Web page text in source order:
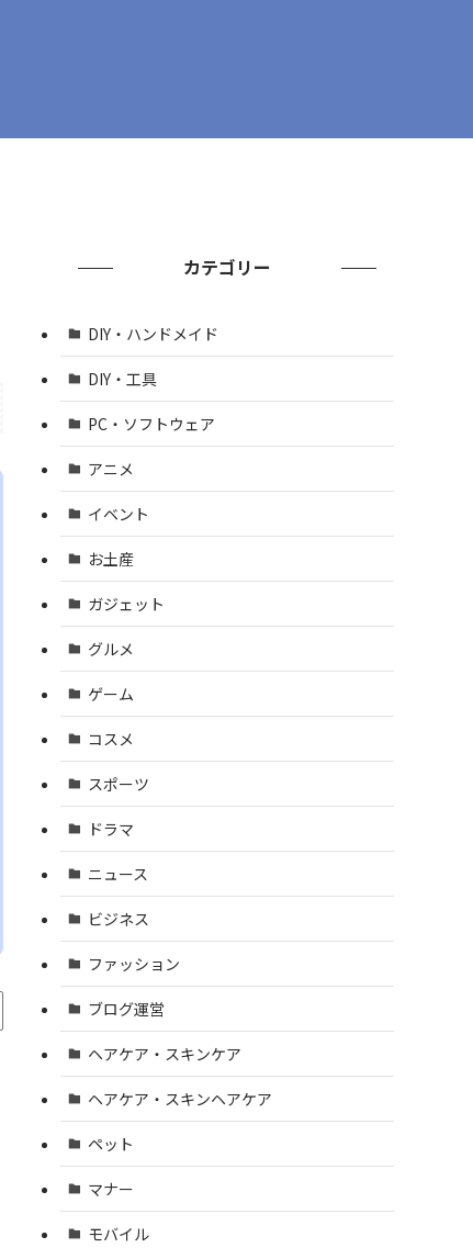
カテゴリー
DIY・ハンドメイド
DIY・工具
PC・ソフトウェア
アニメ
イベント
お土産
ガジェット
グルメ
ゲーム
コスメ
スポーツ
ドラマ
ニュース
ビジネス
ファッション
ブログ運営
ヘアケア・スキンケア
ヘアケア・スキンヘアケア
ペット
マナー
モバイル